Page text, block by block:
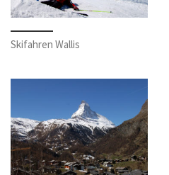
Skifahren Wallis